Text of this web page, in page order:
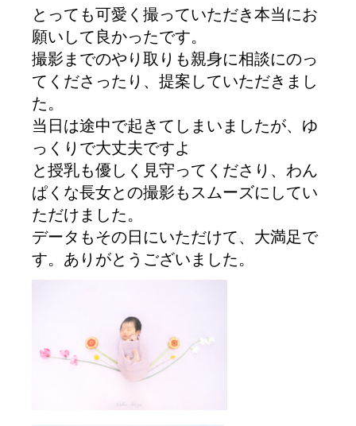
とっても可愛く撮っていただき本当にお
願いして良かったです。
撮影までのやり取りも親身に相談にのっ
てくださったり、提案していただきまし
た。
当日は途中で起きてしまいましたが、ゆ
っくりで大丈夫ですよ
と授乳も優しく見守ってくださり、わん
ぱくな長女との撮影もスムーズにしてい
ただけました。
データもその日にいただけて、大満足で
す。ありがとうございました。